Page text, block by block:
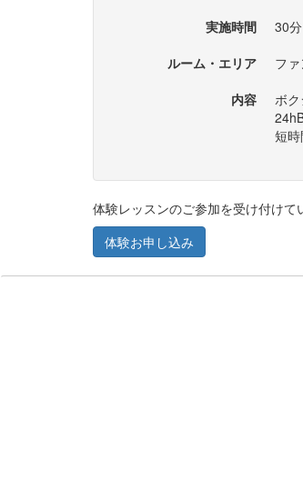
実施時間
30分
ルーム・エリア
フ
内容
ボ
短
体験レッスンのご参加を受け付けて
体験お申し込み